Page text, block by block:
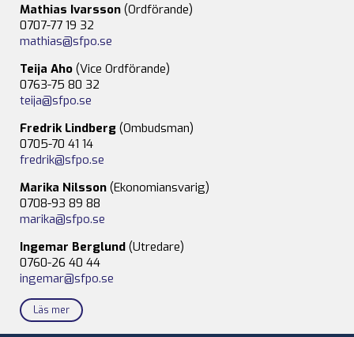
Mathias Ivarsson (Ordförande)
0707-77 19 32
mathias@sfpo.se
Teija Aho (Vice Ordförande)
0763-75 80 32
teija@sfpo.se
Fredrik Lindberg (Ombudsman)
0705-70 41 14
fredrik@sfpo.se
Marika Nilsson (Ekonomiansvarig)
0708-93 89 88
marika@sfpo.se
Ingemar Berglund (Utredare)
0760-26 40 44
ingemar@sfpo.se
Läs mer